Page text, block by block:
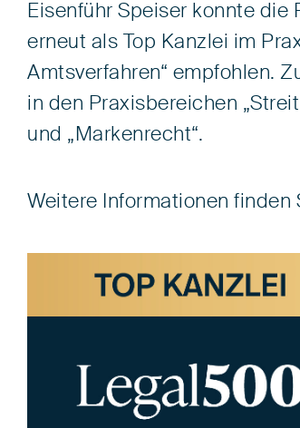
Eisenführ Speiser konnte die
erneut als Top Kanzlei im
Amtsverfahren“ empfohlen.
in den Praxisbereichen
und „Markenrecht“.
Weitere Informationen finden